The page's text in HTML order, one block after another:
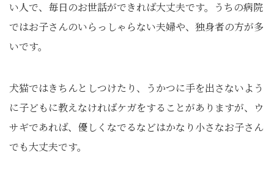
い人で、毎日のお世話ができれば大丈夫です。うちの病院
ではお子さんのいらっしゃらない夫婦や、独身者の方が多
いです。
犬猫ではきちんとしつけたり、うかつに手を出さないよう
に子どもに教えなければケガをすることがありますが、ウ
サギであれば、優しくなでるなどはかなり小さなお子さん
でも大丈夫です。